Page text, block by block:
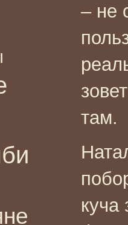
– не
там.
куча